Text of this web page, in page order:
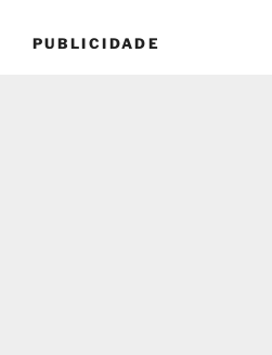
PUBLICIDADE